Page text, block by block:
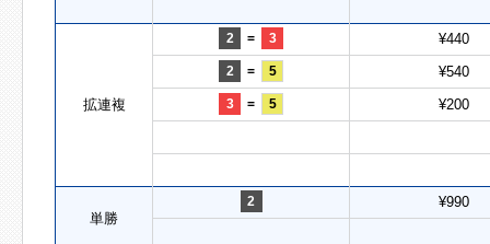
拡連複
2 = 3 ¥440
2 = 5 ¥540
3 = 5 ¥200
単勝
2 ¥990